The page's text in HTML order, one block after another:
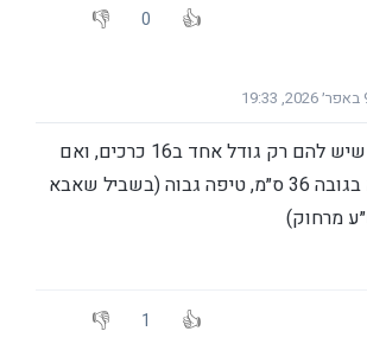
0
על ידי
נראה לי שיש להם רק גודל אחד ב16 כרכים, ואם
אני מבין נכון הוא בגובה 36 ס״מ, טיפה גבוה (בשביל שאבא
מרחוק)
1